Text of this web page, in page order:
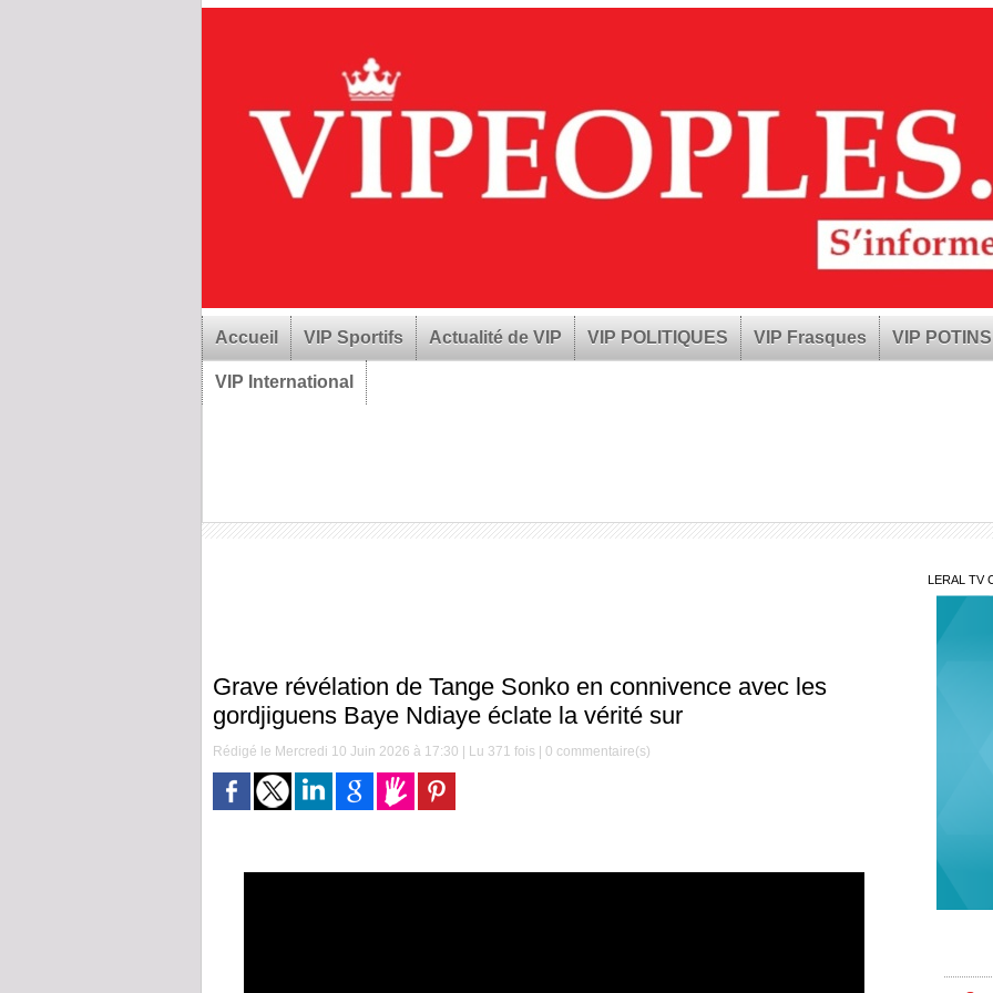
Accueil VIP Sportifs Actualité de VIP VIP POLITIQUES VIP Frasques VIP POTINS
VIP International
Grave révélation de Tange Sonko en connivence avec les
gordjiguens Baye Ndiaye éclate la vérité sur
Rédigé le Mercredi 10 Juin 2026 à 17:30 | Lu 371 fois | 0 commentaire(s)
LERAL TV
Seck